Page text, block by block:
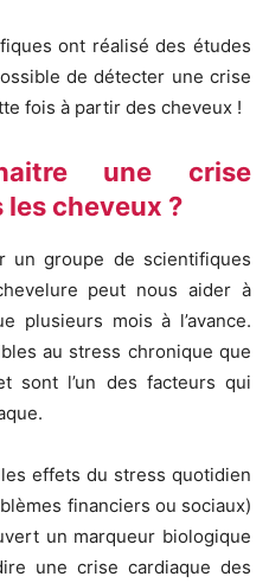
ont réalisé des études
de détecter une crise
fois à partir des cheveux !
une crise
cheveux ?
un groupe de scientifiques
peut nous aider à
plusieurs mois à l’avance.
au stress chronique que
sont l’un des facteurs qui
effets du stress quotidien
financiers ou sociaux)
un marqueur biologique
une crise cardiaque des